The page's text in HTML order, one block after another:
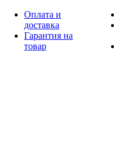
Оплата и
доставка
Гарантия на
товар